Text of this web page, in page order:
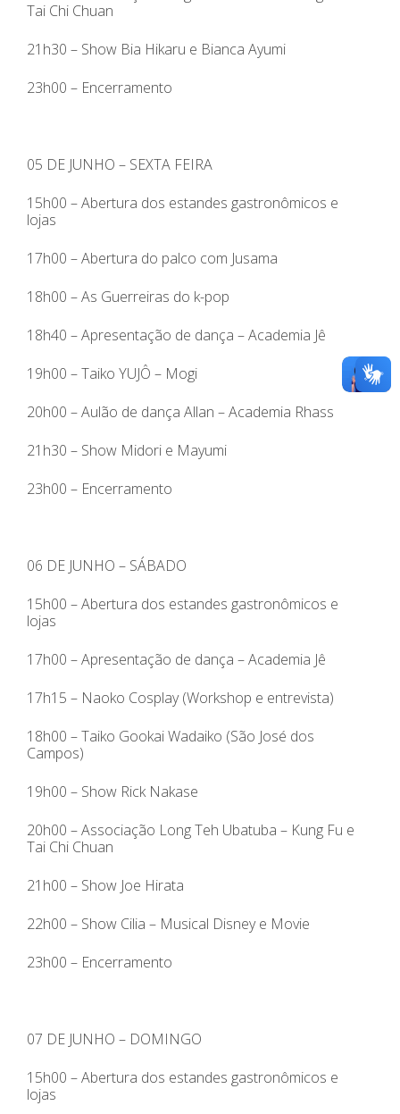
Tai Chi Chuan
21h30 – Show Bia Hikaru e Bianca Ayumi
23h00 – Encerramento
05 DE JUNHO – SEXTA FEIRA
15h00 – Abertura dos estandes gastronômicos e
lojas
17h00 – Abertura do palco com Jusama
18h00 – As Guerreiras do k-pop
18h40 – Apresentação de dança – Academia Jê
19h00 – Taiko YUJÔ – Mogi
20h00 – Aulão de dança Allan – Academia Rhass
21h30 – Show Midori e Mayumi
23h00 – Encerramento
06 DE JUNHO – SÁBADO
15h00 – Abertura dos estandes gastronômicos e
lojas
17h00 – Apresentação de dança – Academia Jê
17h15 – Naoko Cosplay (Workshop e entrevista)
18h00 – Taiko Gookai Wadaiko (São José dos
Campos)
19h00 – Show Rick Nakase
20h00 – Associação Long Teh Ubatuba – Kung Fu e
Tai Chi Chuan
21h00 – Show Joe Hirata
22h00 – Show Cilia – Musical Disney e Movie
23h00 – Encerramento
07 DE JUNHO – DOMINGO
15h00 – Abertura dos estandes gastronômicos e
lojas